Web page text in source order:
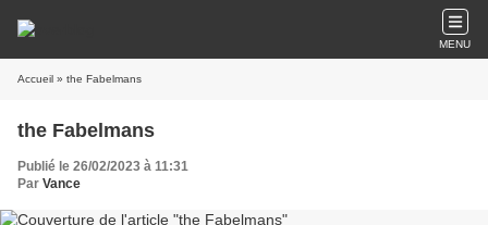
MENU
Accueil » the Fabelmans
the Fabelmans
Publié le 26/02/2023 à 11:31
Par Vance